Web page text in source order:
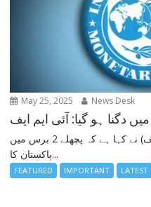
May 25, 2025 News Desk
عالمی مالیاتی ادارے (آئی ایم ایف) نے کہا ہے کہ پچھلے 2 برس میں
پاکستان کا...
FEATURED IMPORTANT LATEST